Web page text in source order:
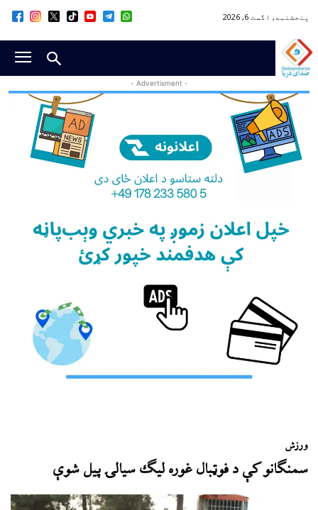
پنجشنبه, اگست 6, 2026
- Advertisment -
ورزش
سمنګانو کې د فوټبال غوره لیګ سیالۍ پیل شوې